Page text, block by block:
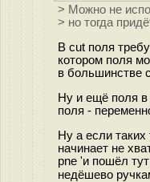
> Можно не
> но тогда
В cut поля
котором поля
в большинстве
Ну и ещё поля в
поля -
Ну а если
начинает не
pne 'и пошёл
недёшево